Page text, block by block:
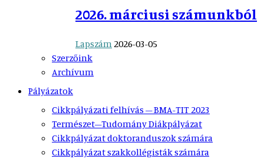
2026. márciusi számunkból
Lapszám2026-03-05
Szerzőink
Archívum
Pályázatok
Cikkpályázati felhívás – BMA-TIT 2023
Természet–Tudomány Diákpályázat
Cikkpályázat doktoranduszok számára
Cikkpályázat szakkollégisták számára